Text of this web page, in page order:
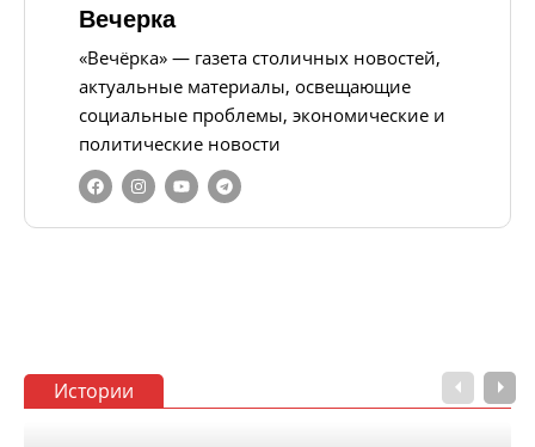
Вечерка
«Вечёрка» — газета столичных новостей,
актуальные материалы, освещающие
социальные проблемы, экономические и
политические новости
Истории